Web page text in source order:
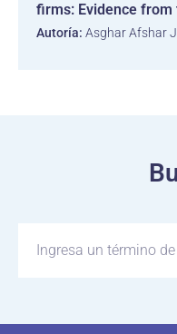
firms: Evidence from
Autoría: Asghar Afshar